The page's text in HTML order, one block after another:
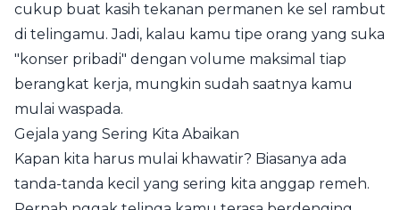
cukup buat kasih tekanan permanen ke sel rambut
di telingamu. Jadi, kalau kamu tipe orang yang suka
"konser pribadi" dengan volume maksimal tiap
berangkat kerja, mungkin sudah saatnya kamu
mulai waspada.
Gejala yang Sering Kita Abaikan
Kapan kita harus mulai khawatir? Biasanya ada
tanda-tanda kecil yang sering kita anggap remeh.